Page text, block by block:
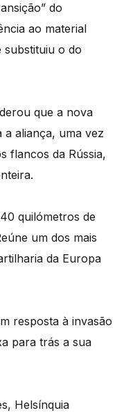
do
ao material
substituiu o do
que a nova
a aliança, uma vez
flancos da Rússia,
quilómetros de
um dos mais
da Europa
resposta à invasão
para trás a sua
Helsínquia